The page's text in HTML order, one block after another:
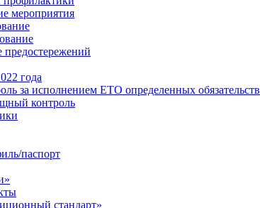
мероприятия
предостережений
года
за исполнением ЕТО определенных обязательств
контроль
паспорт
стандарт»